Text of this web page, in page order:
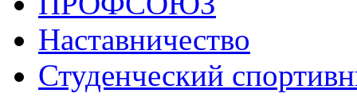
Наставничество
Студенческий